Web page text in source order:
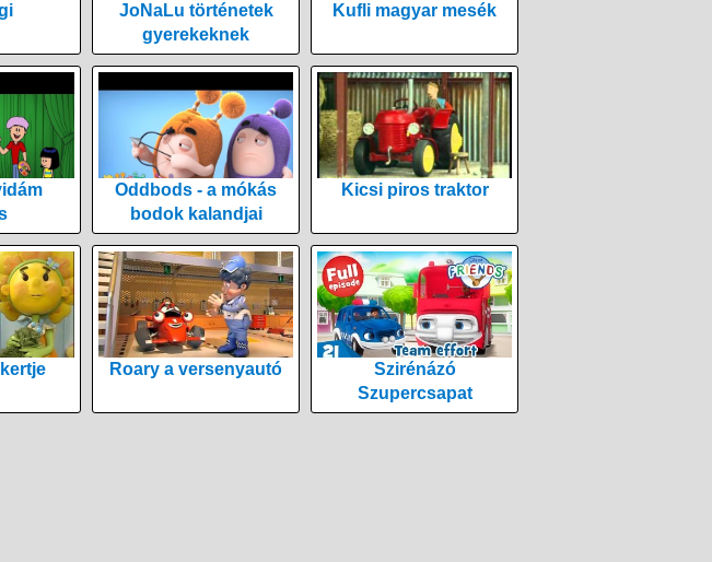
JoNaLu történetek
gyerekeknek
Kufli magyar mesék
Oddbods - a mókás
bodok kalandjai
Kicsi piros traktor
Roary a versenyautó
Szirénázó
Szupercsapat